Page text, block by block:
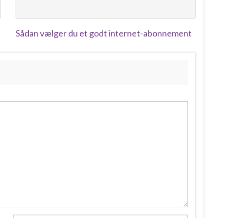
Sådan vælger du et godt internet-abonnement